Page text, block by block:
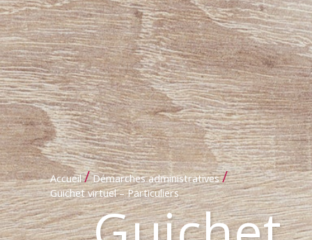
Accueil / Démarches administratives /
Guichet virtuel – Particuliers